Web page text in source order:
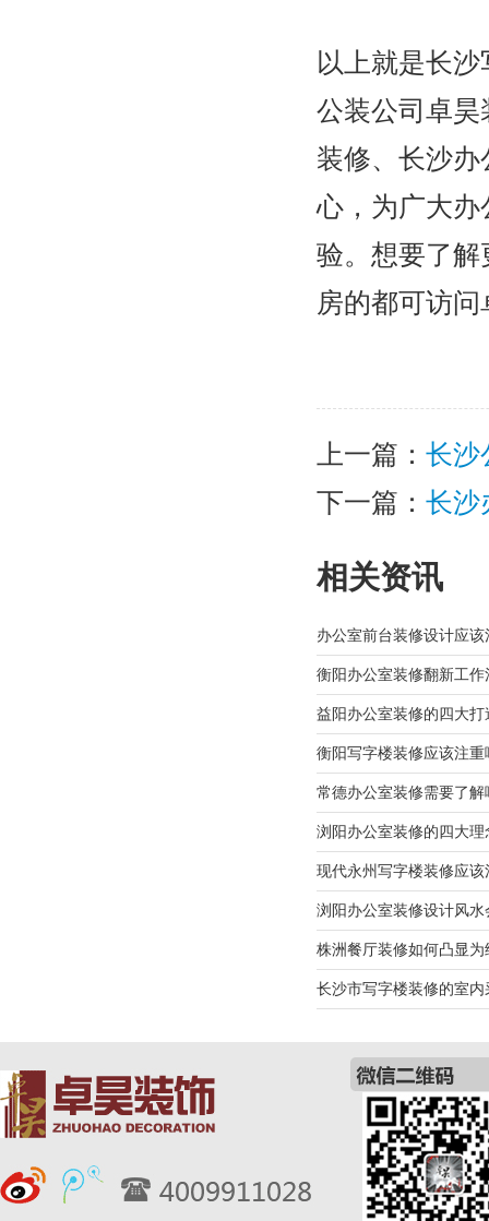
以上就是长
公装公司卓
装修、长沙
心，为广大
验。想要了
房的都可访
上一篇： 长沙
下一篇： 长沙
相关资讯
办公室前台装修设计应该
衡阳办公室装修翻新工作
益阳办公室装修的四大打
衡阳写字楼装修应该注重
常德办公室装修需要了解
浏阳办公室装修的四大理
现代永州写字楼装修应该
浏阳办公室装修设计风水
株洲餐厅装修如何凸显为
长沙市写字楼装修的室内